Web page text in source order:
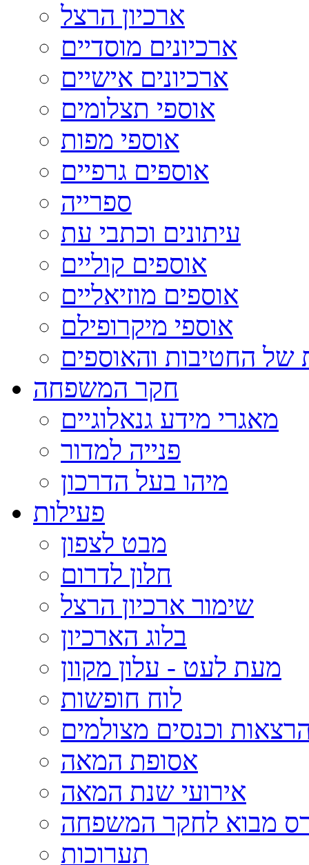
ארכיון הרצל
ארכיונים מוסדיים
ארכיונים אישיים
אוספי תצלומים
אוספי מפות
אוספים גרפיים
ספרייה
עיתונים וכתבי עת
אוספים קוליים
אוספים מוזיאליים
אוספי מיקרופילם
של החטיבות והאוספים
חקר המשפחה
מאגרי מידע גנאלוגיים
פנייה למדור
מיהו בעל הדרכון
פעילות
מבט לצפון
חלון לדרום
שימור ארכיון הרצל
בלוג הארכיון
מעת לעט - עלון מקוון
לוח חופשות
וכנסים מצולמים
אסופת המאה
אירועי שנת המאה
מבוא לחקר המשפחה
תערוכות